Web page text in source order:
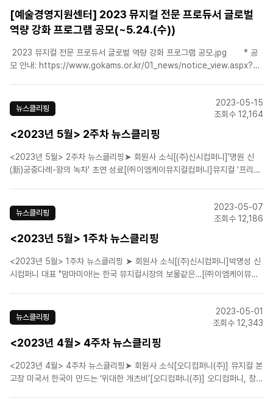
[예술경영지원센터] 2023 뮤지컬 전문 프로듀서 글로벌
역량 강화 프로그램 공모(~5.24.(수))
2023 뮤지컬 전문 프로듀서 글로벌 역량 강화 프로그램 공모.jpg * 공
모 안내: https://www.gokams.or.kr/01_news/notice_view.aspx?
뉴스클리핑
2023-05-15
조회수 12,164
<2023년 5월> 2주차 뉴스클리핑
<2023년 5월> 2주차 뉴스클리핑➤ 회원사 소식[(주)신시컴퍼니]'명원 신
(新)궁중다례-왕의 녹차' 초연 성료[㈜이엠케이뮤지컬컴퍼니]뮤지컬 '프리다'
피스'부터 '디어에반한센' ..
뉴스클리핑
2023-05-07
조회수 12,186
<2023년 5월> 1주차 뉴스클리핑
<2023년 5월> 1주차 뉴스클리핑 ➤ 회원사 소식[(주)신시컴퍼니]박명성 신
시컴퍼니 대표 "맘마미아!는 한국 뮤지컬시장의 보물같은…[㈜이엠케이뮤지
왕자', 왜 1인극이었을까?[(..
뉴스클리핑
2023-05-01
조회수 12,343
<2023년 4월> 4주차 뉴스클리핑
<2023년 4월> 4주차 뉴스클리핑➤ 회원사 소식[오디컴퍼니(주)] 뮤지컬 본
고장 미국서 한국이 만드는 ‘위대한 개츠비’[오디컴퍼니(주)] 오디컴퍼니, 창작